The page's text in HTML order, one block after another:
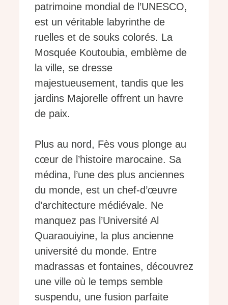
patrimoine mondial de l’UNESCO,
est un véritable labyrinthe de
ruelles et de souks colorés. La
Mosquée Koutoubia, emblème de
la ville, se dresse
majestueusement, tandis que les
jardins Majorelle offrent un havre
de paix.
Plus au nord, Fès vous plonge au
cœur de l’histoire marocaine. Sa
médina, l’une des plus anciennes
du monde, est un chef-d’œuvre
d’architecture médiévale. Ne
manquez pas l’Université Al
Quaraouiyine, la plus ancienne
université du monde. Entre
madrassas et fontaines, découvrez
une ville où le temps semble
suspendu, une fusion parfaite